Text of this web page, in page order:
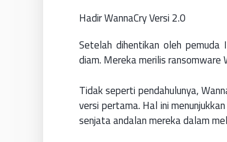
Hadir WannaCry Versi 2.0
Setelah dihentikan oleh
diam. Mereka merilis ransomware
Tidak seperti pendahulunya,
versi pertama. Hal ini
senjata andalan mereka dalam